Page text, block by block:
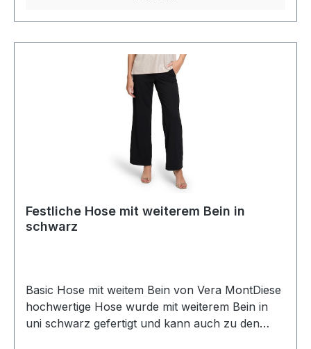
Festliche Hose mit weiterem Bein in
schwarz
Basic Hose mit weitem Bein von Vera MontDiese
hochwertige Hose wurde mit weiterem Bein in
uni schwarz gefertigt und kann auch zu den